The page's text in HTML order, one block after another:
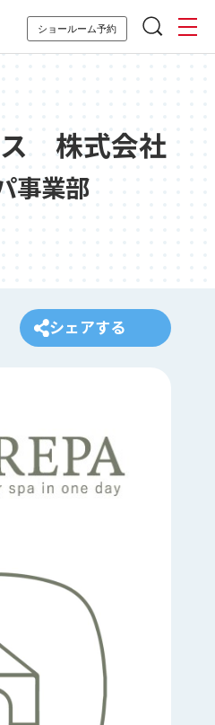
ショールーム予約
ス 株式会社
事業部
シェアする